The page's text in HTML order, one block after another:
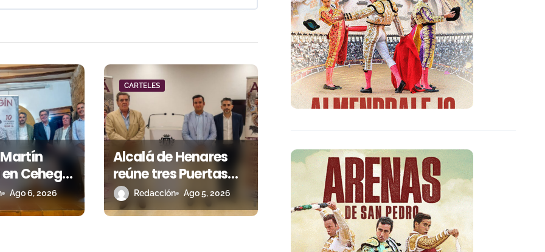
Cehegín
los 125
plaza
Ago 6, 2026
CARTELES
Alcalá de Henares
reúne tres Puertas
Grandes de Madrid
en una feria de alto
Redacción Ago 5, 2026